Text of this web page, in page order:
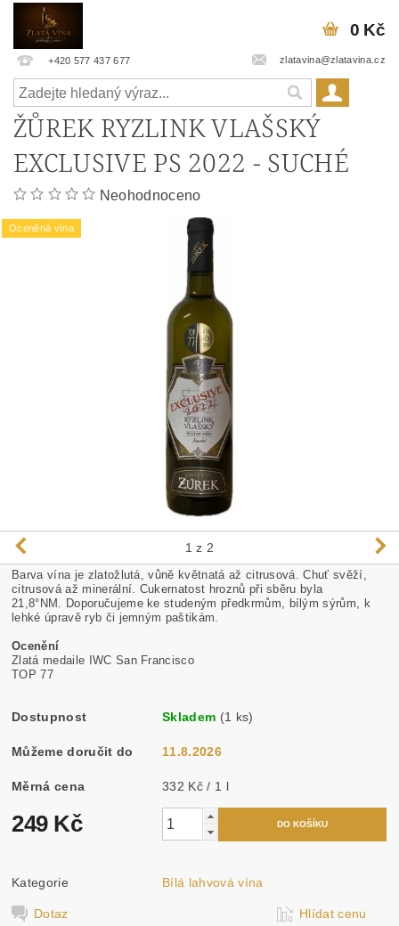
+420 577 437 677 zlatavina@zlatavina.cz
0 Kč
ŽŮREK RYZLINK VLAŠSKÝ
EXCLUSIVE PS 2022 - SUCHÉ
Neohodnoceno
Oceněná vína
1 z 2
Barva vína je zlatožlutá, vůně květnatá až citrusová. Chuť svěží,
citrusová až minerální. Cukernatost hroznů při sběru byla
21,8°NM. Doporučujeme ke studeným předkrmům, bílým sýrům, k
lehké úpravě ryb či jemným paštikám.
Ocenění
Zlatá medaile IWC San Francisco
TOP 77
Dostupnost Skladem (1 ks)
Můžeme doručit do 11.8.2026
Měrná cena 332 Kč / 1 l
249 Kč
Kategorie Bílá lahvová vína
Dotaz Hlídat cenu